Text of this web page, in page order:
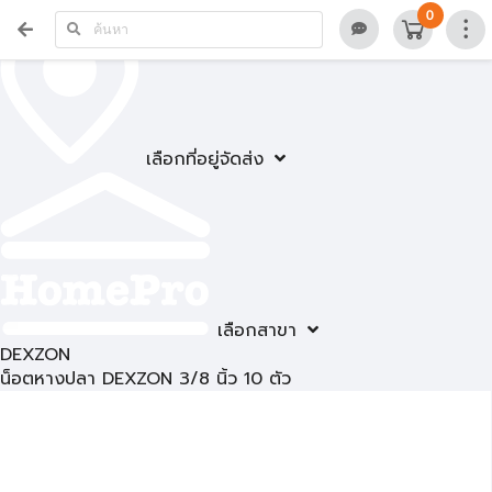
เลือกที่อยู่จัดส่ง
เลือกสาขา
0
DEXZON
น็อตหางปลา DEXZON 3/8 นิ้ว 10 ตัว